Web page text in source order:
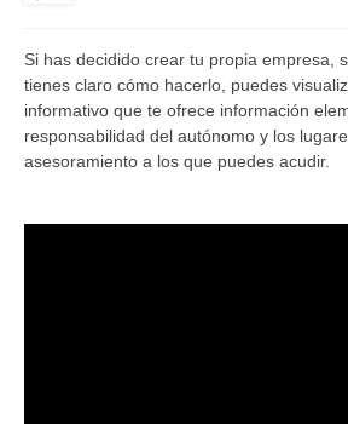
Si has decidido crear tu propia empresa,
tienes claro cómo hacerlo, puedes
informativo que te ofrece información
responsabilidad del autónomo y los
asesoramiento a los que puedes acudir.